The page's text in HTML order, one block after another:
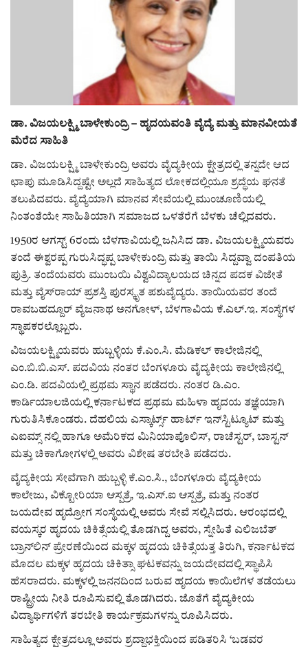
e-paper (ಇ–ಪೇಪರ್‌)
ಪುಸ್ತಕ ಪರಿಚಯ
ಅಂಕಣ
ಸಾಧಕರ ಪರಿಚಯ
ಪತ್ರಕರ್ತರ ಪರಿಚಯ
ಸಂಪಾದಕೀಯ
ಕವನ
Digital Subscription
ಡಾ. ವಿಜಯಲಕ್ಷ್ಮಿ ಬಾಳೇಕುಂದ್ರಿ – ಹೃದಯವಂತಿ ವೈದ್ಯೆ ಮತ್ತು ಮಾನವೀಯತೆ
ಮೆರೆದ ಸಾಹಿತಿ
ಡಾ. ವಿಜಯಲಕ್ಷ್ಮಿ ಬಾಳೇಕುಂದ್ರಿ ಅವರು ವೈದ್ಯಕೀಯ ಕ್ಷೇತ್ರದಲ್ಲಿ ತನ್ನದೇ ಆದ
ಛಾಪು ಮೂಡಿಸಿದ್ದಷ್ಟೇ ಅಲ್ಲದೆ ಸಾಹಿತ್ಯದ ಲೋಕದಲ್ಲಿಯೂ ಶ್ರದ್ಧೆಯ ಘನತೆ
ತಲುಪಿದವರು. ವೈದ್ಯೆಯಾಗಿ ಮಾನವ ಸೇವೆಯಲ್ಲಿ ಮುಂಚೂಣಿಯಲ್ಲಿ
ನಿಂತಂತೆಯೇ ಸಾಹಿತಿಯಾಗಿ ಸಮಾಜದ ಒಳತೆರೆಗೆ ಬೆಳಕು ಚೆಲ್ಲಿದವರು.
1950ರ ಆಗಸ್ಟ್ 6ರಂದು ಬೆಳಗಾವಿಯಲ್ಲಿ ಜನಿಸಿದ ಡಾ. ವಿಜಯಲಕ್ಷ್ಮಿಯವರು
ತಂದೆ ಈಶ್ವರಪ್ಪ ಗುರುಸಿದ್ಧಪ್ಪ ಬಾಳೇಕುಂದ್ರಿ ಮತ್ತು ತಾಯಿ ಸಿದ್ದವ್ವಾ ದಂಪತಿಯ
ಪುತ್ರಿ. ತಂದೆಯವರು ಮುಂಬಯಿ ವಿಶ್ವವಿದ್ಯಾಲಯದ ಚಿನ್ನದ ಪದಕ ವಿಜೇತೆ
ಮತ್ತು ವೈಸ್‌ರಾಯ್ ಪ್ರಶಸ್ತಿ ಪುರಸ್ಕೃತ ಪಶುವೈದ್ಯರು. ತಾಯಿಯವರ ತಂದೆ
ರಾವಬಹದ್ದೂರ್ ವೈಜನಾಥ ಅನಗೋಳ್, ಬೆಳಗಾವಿಯ ಕೆ.ಎಲ್.ಇ. ಸಂಸ್ಥೆಗಳ
ಸ್ಥಾಪಕರಲ್ಲೊಬ್ಬರು.
ವಿಜಯಲಕ್ಷ್ಮಿಯವರು ಹುಬ್ಬಳ್ಳಿಯ ಕೆ.ಎಂ.ಸಿ. ಮೆಡಿಕಲ್ ಕಾಲೇಜಿನಲ್ಲಿ
ಎಂ.ಬಿ.ಬಿ.ಎಸ್. ಪದವಿಯ ನಂತರ ಬೆಂಗಳೂರು ವೈದ್ಯಕೀಯ ಕಾಲೇಜಿನಲ್ಲಿ
ಎಂ.ಡಿ. ಪದವಿಯಲ್ಲಿ ಪ್ರಥಮ ಸ್ಥಾನ ಪಡೆದರು. ನಂತರ ಡಿ.ಎಂ.
ಕಾರ್ಡಿಯಾಲಜಿಯಲ್ಲಿ ಕರ್ನಾಟಕದ ಪ್ರಥಮ ಮಹಿಳಾ ಹೃದಯ ತಜ್ಞೆಯಾಗಿ
ಗುರುತಿಸಿಕೊಂಡರು. ದೆಹಲಿಯ ಎಸ್ಕಾರ್ಟ್ಸ್ ಹಾರ್ಟ್ ಇನ್‌ಸ್ಟಿಟ್ಯೂಟ್ ಮತ್ತು
ಎಐಮ್ಸ್‌ ನಲ್ಲಿ ಹಾಗೂ ಅಮೆರಿಕದ ಮಿನಿಯಾಪೊಲಿಸ್, ರಾಚೆಸ್ಟರ್, ಬಾಸ್ಟನ್
ಮತ್ತು ಚಿಕಾಗೋಗಳಲ್ಲಿ ಅವರು ವಿಶೇಷ ತರಬೇತಿ ಪಡೆದರು.
ವೈದ್ಯಕೀಯ ಸೇವೆಗಾಗಿ ಹುಬ್ಬಳ್ಳಿ ಕೆ.ಎಂ.ಸಿ., ಬೆಂಗಳೂರು ವೈದ್ಯಕೀಯ
ಕಾಲೇಜು, ವಿಕ್ಟೋರಿಯಾ ಆಸ್ಪತ್ರೆ, ಇ.ಎಸ್‌.ಐ ಆಸ್ಪತ್ರೆ, ಮತ್ತು ನಂತರ
ಜಯದೇವ ಹೃದ್ರೋಗ ಸಂಸ್ಥೆಯಲ್ಲಿ ಅವರು ಸೇವೆ ಸಲ್ಲಿಸಿದರು. ಆರಂಭದಲ್ಲಿ
ವಯಸ್ಕರ ಹೃದಯ ಚಿಕಿತ್ಸೆಯಲ್ಲಿ ತೊಡಗಿದ್ದ ಅವರು, ಸ್ನೇಹಿತೆ ಎಲಿಜಬೆತ್
ಬ್ರಾನ್‌ಲಿನ್ ಪ್ರೇರಣೆಯಿಂದ ಮಕ್ಕಳ ಹೃದಯ ಚಿಕಿತ್ಸೆಯತ್ತ ತಿರುಗಿ, ಕರ್ನಾಟಕದ
ಮೊದಲ ಮಕ್ಕಳ ಹೃದಯ ಚಿಕಿತ್ಸಾ ಘಟಕವನ್ನು ಜಯದೇವದಲ್ಲಿ ಸ್ಥಾಪಿಸಿ
ಹೆಸರಾದರು. ಮಕ್ಕಳಲ್ಲಿ ಜನನದಿಂದ ಬರುವ ಹೃದಯ ಕಾಯಿಲೆಗಳ ತಡೆಯಲು
ರಾಷ್ಟ್ರೀಯ ನೀತಿ ರೂಪಿಸುವಲ್ಲಿ ತೊಡಗಿದರು. ಜೊತೆಗೆ ವೈದ್ಯಕೀಯ
ವಿದ್ಯಾರ್ಥಿಗಳಿಗೆ ತರಬೇತಿ ಕಾರ್ಯಕ್ರಮಗಳನ್ನು ರೂಪಿಸಿದರು.
ಸಾಹಿತ್ಯದ ಕ್ಷೇತ್ರದಲ್ಲೂ ಅವರು ಶ್ರದ್ಧಾಭಕ್ತಿಯಿಂದ ಪಡಿತರಿಸಿ ‘ಬಡವರ